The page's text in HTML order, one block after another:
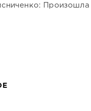
Произошла